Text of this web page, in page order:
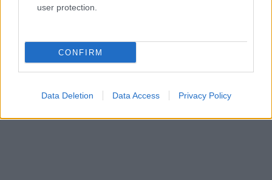
user protection.
CONFIRM
Data Deletion Data Access Privacy Policy